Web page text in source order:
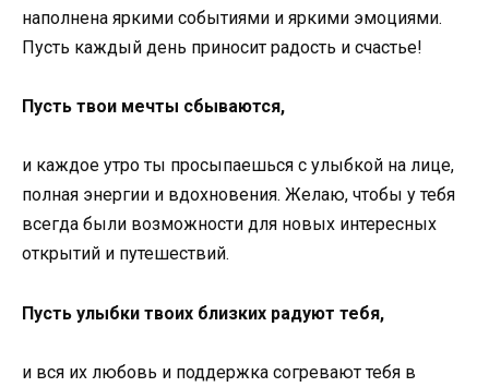
наполнена яркими событиями и яркими эмоциями.
Пусть каждый день приносит радость и счастье!
Пусть твои мечты сбываются,
и каждое утро ты просыпаешься с улыбкой на лице,
полная энергии и вдохновения. Желаю, чтобы у тебя
всегда были возможности для новых интересных
открытий и путешествий.
Пусть улыбки твоих близких радуют тебя,
и вся их любовь и поддержка согревают тебя в